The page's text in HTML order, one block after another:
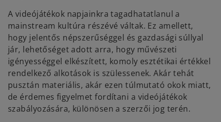
A videójátékok napjainkra tagadhatatlanul a
mainstream kultúra részévé váltak. Ez amellett,
hogy jelentős népszerűséggel és gazdasági súllyal
jár, lehetőséget adott arra, hogy művészeti
igényességgel elkészített, komoly esztétikai értékkel
rendelkező alkotások is szülessenek. Akár tehát
pusztán materiális, akár ezen túlmutató okok miatt,
de érdemes figyelmet fordítani a videójátékok
szabályozására, különösen a szerzői jog terén.